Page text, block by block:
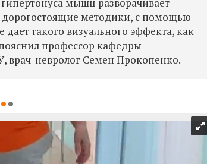
мышц разворачивает
дорогостоящие методики, с помощью
такого визуального эффекта, как
профессор кафедры
невролог Семен Прокопенко.